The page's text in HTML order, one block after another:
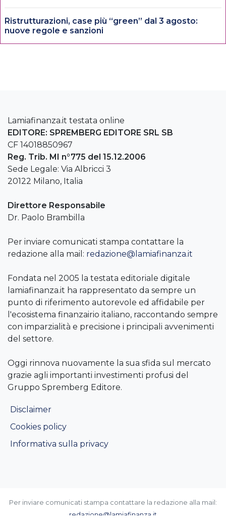
Ristrutturazioni, case più “green” dal 3 agosto:
nuove regole e sanzioni
Lamiafinanza.it testata online
EDITORE: SPREMBERG EDITORE SRL SB
CF 14018850967
Reg. Trib. MI n°775 del 15.12.2006
Sede Legale: Via Albricci 3
20122 Milano, Italia
Direttore Responsabile
Dr. Paolo Brambilla
Per inviare comunicati stampa contattare la
redazione alla mail: redazione@lamiafinanza.it
Fondata nel 2005 la testata editoriale digitale
lamiafinanza.it ha rappresentato da sempre un
punto di riferimento autorevole ed affidabile per
l'ecosistema finanzairio italiano, raccontando sempre
con imparzialità e precisione i principali avvenimenti
del settore.
Oggi rinnova nuovamente la sua sfida sul mercato
grazie agli importanti investimenti profusi del
Gruppo Spremberg Editore.
Disclaimer
Cookies policy
Informativa sulla privacy
Per inviare comunicati stampa contattare la redazione alla mail:
redazione@lamiafinanza.it